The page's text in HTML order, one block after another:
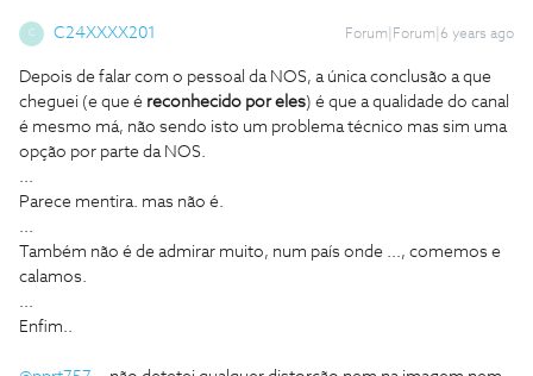
C C24XXXX201 Forum|Forum|6 years ago
Depois de falar com o pessoal da NOS, a única conclusão a que
cheguei (e que é reconhecido por eles) é que a qualidade do canal
é mesmo má, não sendo isto um problema técnico mas sim uma
opção por parte da NOS.
Parece mentira. mas não é.
Também não é de admirar muito, num país onde ..., comemos e
calamos.
Enfim..